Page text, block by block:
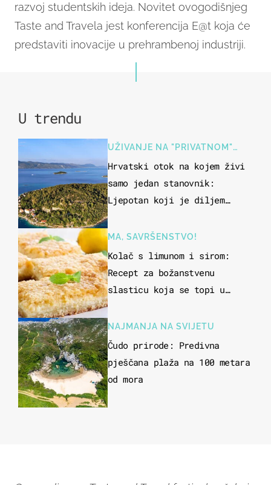
razvoj studentskih ideja. Novitet ovogodišnjeg
Taste and Travela jest konferencija E@t koja će
predstaviti inovacije u prehrambenoj industriji.
U trendu
UŽIVANJE NA "PRIVATNOM"
OTOKU
Hrvatski otok na kojem živi
samo jedan stanovnik:
Ljepotan koji je diljem
"bijelom zlatu"
MA, SAVRŠENSTVO!
Kolač s limunom i sirom:
Recept za božanstvenu
slasticu koja se topi u
NAJMANJA NA SVIJETU
Čudo prirode: Predivna
pješčana plaža na 100 metara
od mora